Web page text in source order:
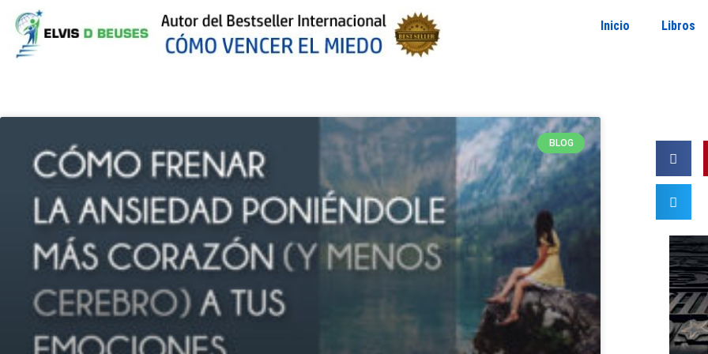
Inicio Libros
BLOG